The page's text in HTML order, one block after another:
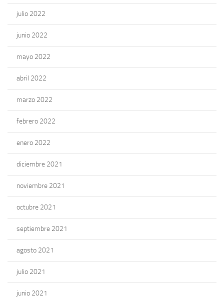
julio 2022
junio 2022
mayo 2022
abril 2022
marzo 2022
febrero 2022
enero 2022
diciembre 2021
noviembre 2021
octubre 2021
septiembre 2021
agosto 2021
julio 2021
junio 2021